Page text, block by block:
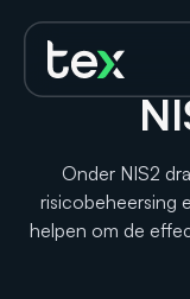
Onder NIS2
risicobeheersing
helpen om de